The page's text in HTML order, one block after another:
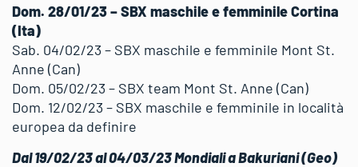
Dom. 28/01/23 – SBX maschile e femminile Cortina
(Ita)
Sab. 04/02/23 – SBX maschile e femminile Mont St.
Anne (Can)
Dom. 05/02/23 – SBX team Mont St. Anne (Can)
Dom. 12/02/23 – SBX maschile e femminile in località
europea da definire
Dal 19/02/23 al 04/03/23 Mondiali a Bakuriani (Geo)